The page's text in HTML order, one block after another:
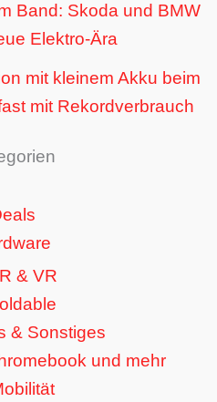
Band: Skoda und BMW
Elektro-Ära
mit kleinem Akku beim
mit Rekordverbrauch
& VR
& Sonstiges
und mehr